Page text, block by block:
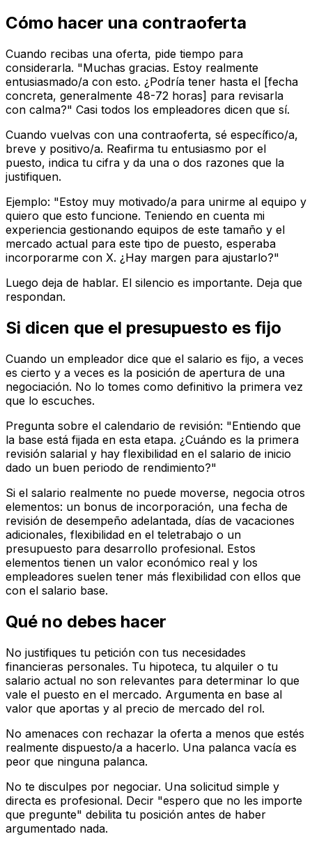
Cómo hacer una contraoferta
Cuando recibas una oferta, pide tiempo para
considerarla. "Muchas gracias. Estoy realmente
entusiasmado/a con esto. ¿Podría tener hasta el [fecha
concreta, generalmente 48-72 horas] para revisarla
con calma?" Casi todos los empleadores dicen que sí.
Cuando vuelvas con una contraoferta, sé específico/a,
breve y positivo/a. Reafirma tu entusiasmo por el
puesto, indica tu cifra y da una o dos razones que la
justifiquen.
Ejemplo: "Estoy muy motivado/a para unirme al equipo y
quiero que esto funcione. Teniendo en cuenta mi
experiencia gestionando equipos de este tamaño y el
mercado actual para este tipo de puesto, esperaba
incorporarme con X. ¿Hay margen para ajustarlo?"
Luego deja de hablar. El silencio es importante. Deja que
respondan.
Si dicen que el presupuesto es fijo
Cuando un empleador dice que el salario es fijo, a veces
es cierto y a veces es la posición de apertura de una
negociación. No lo tomes como definitivo la primera vez
que lo escuches.
Pregunta sobre el calendario de revisión: "Entiendo que
la base está fijada en esta etapa. ¿Cuándo es la primera
revisión salarial y hay flexibilidad en el salario de inicio
dado un buen periodo de rendimiento?"
Si el salario realmente no puede moverse, negocia otros
elementos: un bonus de incorporación, una fecha de
revisión de desempeño adelantada, días de vacaciones
adicionales, flexibilidad en el teletrabajo o un
presupuesto para desarrollo profesional. Estos
elementos tienen un valor económico real y los
empleadores suelen tener más flexibilidad con ellos que
con el salario base.
Qué no debes hacer
No justifiques tu petición con tus necesidades
financieras personales. Tu hipoteca, tu alquiler o tu
salario actual no son relevantes para determinar lo que
vale el puesto en el mercado. Argumenta en base al
valor que aportas y al precio de mercado del rol.
No amenaces con rechazar la oferta a menos que estés
realmente dispuesto/a a hacerlo. Una palanca vacía es
peor que ninguna palanca.
No te disculpes por negociar. Una solicitud simple y
directa es profesional. Decir "espero que no les importe
que pregunte" debilita tu posición antes de haber
argumentado nada.